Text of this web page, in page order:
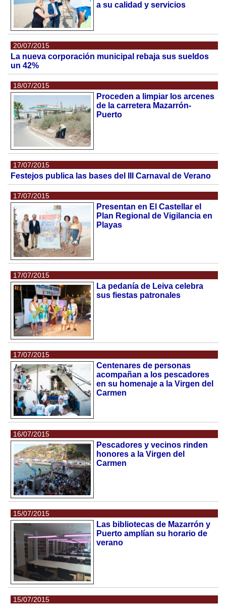
a su calidad y servicios
20/07/2015
La nueva corporación municipal rebaja sus sueldos
un 42%
18/07/2015
Proceden a limpiar los arcenes
de la carretera Mazarrón-
Puerto
17/07/2015
Festejos publica las bases del III Carnaval de Verano
17/07/2015
Presentan en El Castellar el
Plan Regional de Vigilancia en
Playas
17/07/2015
La pedanía de Leiva celebra
sus fiestas patronales
17/07/2015
Centenares de personas
acompañan a los pescadores
en su homenaje a la Virgen del
Carmen
16/07/2015
Pescadores y vecinos rinden
honores a la Virgen del
Carmen
15/07/2015
Las bibliotecas de Mazarrón y
Puerto amplían su horario de
verano
15/07/2015